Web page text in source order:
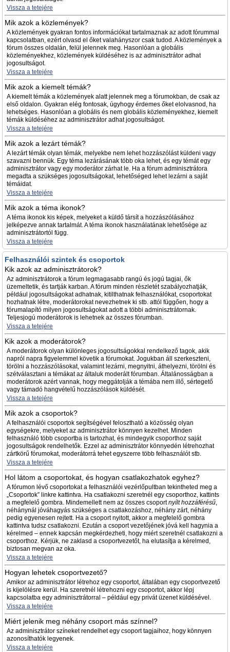
Vissza a tetejére
Mik azok a közlemények?
A közlemények gyakran fontos információkat tartalmaznak az adott fórummal
kapcsolatban, ezért olvasd el őket valahányszor csak tudod. A közlemények a
fórum összes oldalán, felül jelennek meg. Hasonlóan a globális
közleményekhez, közlemények küldéséhez is az adminisztrátor adhat
jogosultságot.
Vissza a tetejére
Mik azok a kiemelt témák?
A kiemelt témák a közlemények alatt jelennek meg a fórumokban, de csak az
első oldalon. Gyakran elég fontosak, úgyhogy érdemes őket elolvasnod, ha
lehetséges. Hasonlóan a globális és nem globális közleményekhez, kiemelt
témák küldéséhez az adminisztrátor adhat jogosultságot.
Vissza a tetejére
Mik azok a lezárt témák?
A lezárt témák olyan témák, melyekbe nem lehet hozzászólást küldeni vagy
szavazni bennük. Egy téma lezárásának több oka lehet, és egy témát egy
adminisztrátor vagy egy moderátor zárhat le. Ha a fórum adminisztrátora
megadta a szükséges jogosultságokat, lehetőséged lehet lezárni a saját
témáidat.
Vissza a tetejére
Mik azok a téma ikonok?
A téma ikonok kis képek, melyeket a küldő társít a hozzászólásához
jelképezve annak tartalmát. A téma ikonok használatának lehetősége az
adminisztrátortól függ.
Vissza a tetejére
Felhasználói szintek és csoportok
Kik azok az adminisztrátorok?
Az adminisztrátorok a fórum legmagasabb rangú és jogú tagjai, ők
üzemeltetik, és tartják karban. A fórum minden részletét szabályozhatják,
például jogosultságokat adhatnak, kitilthatnak felhasználókat, csoportokat
hozhatnak létre, moderátorokat nevezhetnek ki stb. attól függően, hogy a
fórumalapító milyen jogosultságokat adott a többi adminisztrátornak.
Teljesjogú moderátorok is lehetnek az összes fórumban.
Vissza a tetejére
Kik azok a moderátorok?
A moderátorok olyan különleges jogosultságokkal rendelkező tagok, akik
napról napra figyelemmel követik a fórumokat. Jogukban áll szerkeszteni,
törölni a hozzászólásokat, valamint lezárni, megnyitni, áthelyezni, törölni és
szétválasztani a témákat az általuk moderált fórumban. Általánosságban a
moderátorok azért vannak, hogy meggátolják a témába nem illő, sértegető
vagy támadó hangvételű hozzászólások küldését.
Vissza a tetejére
Mik azok a csoportok?
A felhasználói csoportok segítségével felosztható a közösség olyan
egységekre, melyeket az adminisztrátor könnyen kezelhet. Minden
felhasználó több csoportba is tartozhat, és mindegyik csoporthoz saját
jogosultságok rendelhetők. Ezzel az adminisztrátor könnyedén létrehozhat
zártkörű fórumokat, moderátorrá tehet egyszerre több felhasználót stb.
Vissza a tetejére
Hol látom a csoportokat, és hogyan csatlakozhatok egyhez?
A fórumon lévő csoportokat a felhasználói vezérlőpultban tekintheted meg a
„Csoportok” linkre kattintva. Ha csatlakozni szeretnél egy csoporthoz, kattints
a megfelelő gombra. Mindemellett nem az összes csoportnyílt hozzáférésű,
néhánynál jóváhagyás szükséges a csatlakozáshoz, néhány zárt, néhány
pedig egyenesen rejtett. Ha a csoport nyitott, akkor a megfelelő gombra
kattintva tudsz csatlakozni. Ezután a csoport vezetőjének jóvá kell hagynia a
kérelmed – ennek kapcsán megkérdezheti, hogy miért szeretnél csatlakozni a
csoporthoz. Kérjük, ne zaklasd a csoportvezetőt, ha elutasítja a kérelmed,
biztosan megvan az oka.
Vissza a tetejére
Hogyan lehetek csoportvezető?
Amikor az adminisztrátor létrehoz egy csoportot, általában egy csoportvezető
is kijelölésre kerül. Ha szeretnél létrehozni egy csoportot, akkor lépj
kapcsolatba egy adminisztrátorral – például egy privát üzenet küldésével.
Vissza a tetejére
Miért jelenik meg néhány csoport más színnel?
Az adminisztrátor színeket rendelhet egy csoport tagjaihoz, hogy könnyen
azonosíthatók legyenek.
Vissza a tetejére